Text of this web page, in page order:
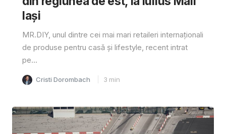
Iași
MR.DIY, unul dintre cei mai mari retaileri internaționali
de produse pentru casă și lifestyle, recent intrat
pe...
Cristi Dorombach 3 min